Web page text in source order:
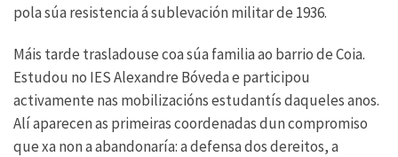
pola súa resistencia á sublevación militar de 1936.
Máis tarde trasladouse coa súa familia ao barrio de Coia.
Estudou no IES Alexandre Bóveda e participou
activamente nas mobilizacións estudantís daqueles anos.
Alí aparecen as primeiras coordenadas dun compromiso
que xa non a abandonaría: a defensa dos dereitos, a